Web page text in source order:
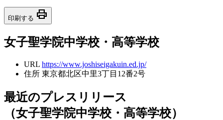
印刷する print
女子聖学院中学校・高等学校
URL https://www.joshiseigakuin.ed.jp/
住所 東京都北区中里3丁目12番2号
最近のプレスリリース
（女子聖学院中学校・高等学校）